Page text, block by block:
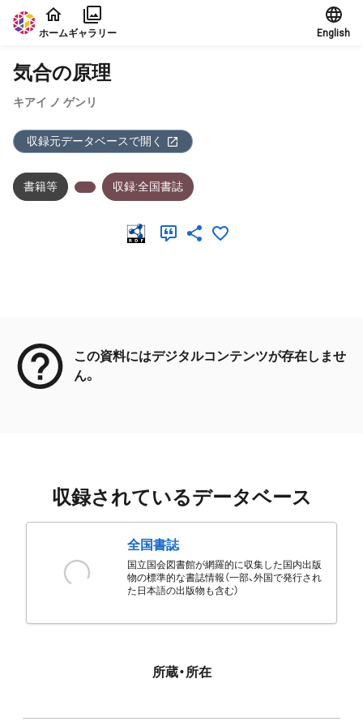
本文に飛ぶ
ホームギャラリー English
気合の原理
キアイ ノ ゲンリ
収録元データベースで開く
書籍等 収録:全国書誌
この資料にはデジタルコンテンツが存在しませ
ん。
収録されているデータベース
全国書誌
国立国会図書館が網羅的に収集した国内出版
物の標準的な書誌情報（一部、外国で発行され
た日本語の出版物も含む）
所蔵・所在